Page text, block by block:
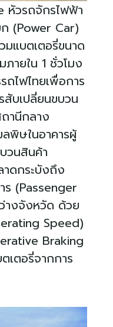
หัวรถจักรไฟฟ้า
(Power Car)
มแบตเตอรี่ขนาด
ภายใน 1 ชั่วโมง
ถไฟไทยเพื่อการ
บเปลี่ยนขบวน
ถานีกลาง
พิษในอาคารผู้
วนสินค้า
าดกระบังถึง
ร (Passenger
ว่างจังหวัด ด้วย
Speed)
Braking
เตอรี่จากการ